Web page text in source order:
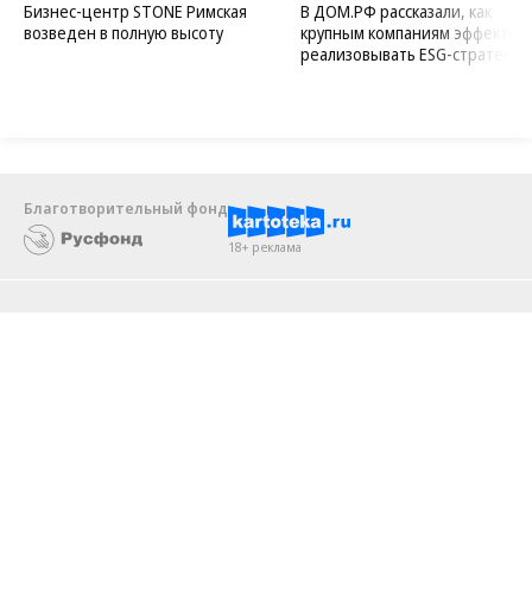
STONE
Бизнес-центр STONE Римская
ПАО ДОМ.РФ
В ДОМ.РФ рассказали, как
крупным компаниям
Благотворительный фонд